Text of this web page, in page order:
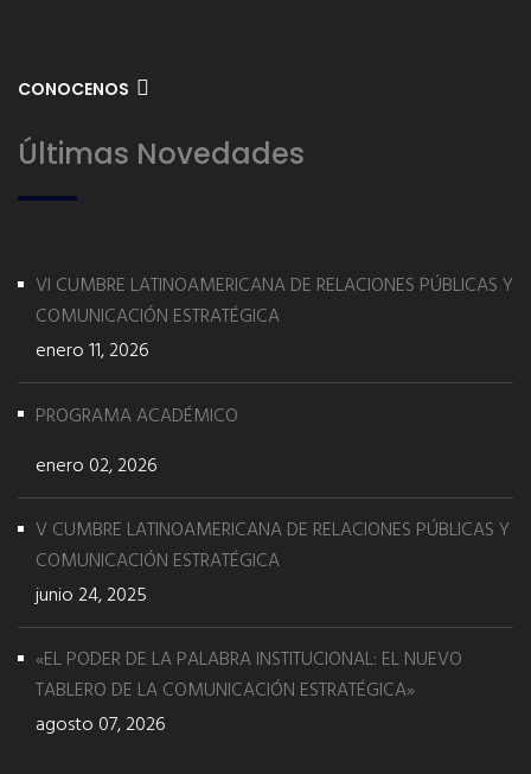
CONOCENOS
Últimas Novedades
VI CUMBRE LATINOAMERICANA DE RELACIONES PÚBLICAS Y
COMUNICACIÓN ESTRATÉGICA
enero 11, 2026
PROGRAMA ACADÉMICO
enero 02, 2026
V CUMBRE LATINOAMERICANA DE RELACIONES PÚBLICAS Y
COMUNICACIÓN ESTRATÉGICA
junio 24, 2025
«EL PODER DE LA PALABRA INSTITUCIONAL: EL NUEVO
TABLERO DE LA COMUNICACIÓN ESTRATÉGICA»
agosto 07, 2026